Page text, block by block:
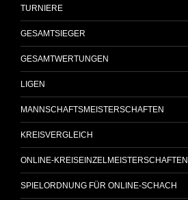
TURNIERE
GESAMTSIEGER
GESAMTWERTUNGEN
LIGEN
MANNSCHAFTSMEISTERSCHAFTEN
KREISVERGLEICH
ONLINE-KREISEINZELMEISTERSCHAFTEN
SPIELORDNUNG FÜR ONLINE-SCHACH